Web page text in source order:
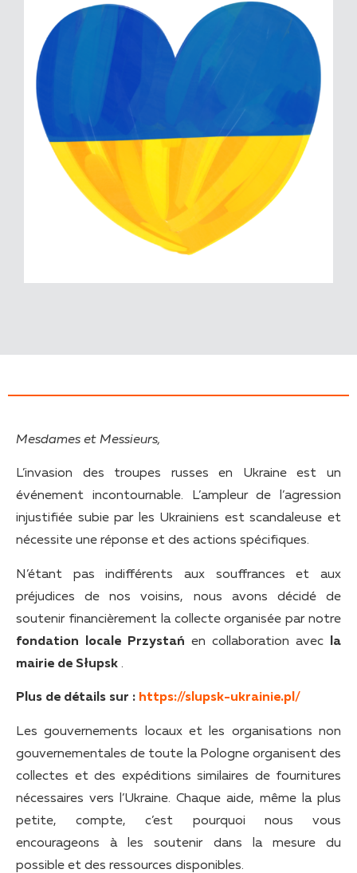
Mesdames et Messieurs,
L’invasion des troupes russes en Ukraine est un
événement incontournable. L’ampleur de l’agression
injustifiée subie par les Ukrainiens est scandaleuse et
nécessite une réponse et des actions spécifiques.
N’étant pas indifférents aux souffrances et aux
préjudices de nos voisins, nous avons décidé de
soutenir financièrement la collecte organisée par notre
fondation locale Przystań en collaboration avec
la
mairie de Słupsk .
Plus de détails sur : https://slupsk-ukrainie.pl/
Les gouvernements locaux et les organisations non
gouvernementales de toute la Pologne organisent des
collectes et des expéditions similaires de fournitures
nécessaires vers l’Ukraine. Chaque aide, même la plus
petite, compte, c’est pourquoi nous vous
encourageons à les soutenir dans la mesure du
possible et des ressources disponibles.